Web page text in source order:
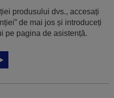
produsului dvs., accesați
de mai jos și introduceți
pe pagina de asistență.